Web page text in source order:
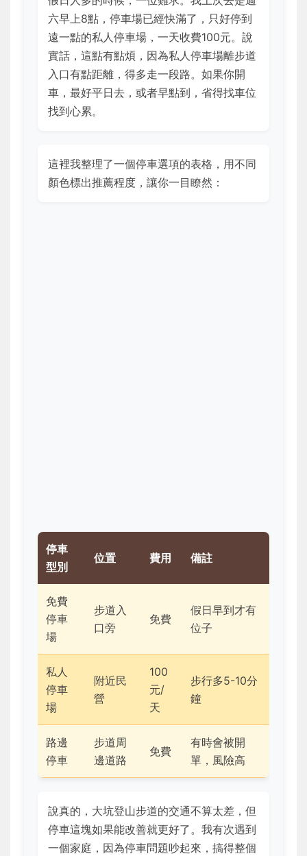
六早上8點，停車場已經快滿了，只好停到
遠一點的私人停車場，一天收費100元。說
實話，這點有點煩，因為私人停車場離步道
入口有點距離，得多走一段路。如果你開
車，最好平日去，或者早點到，省得找車位
找到心累。
這裡我整理了一個停車選項的表格，用不同
顏色標出推薦程度，讓你一目瞭然：
停車
型別
位置 費用 備註
免費
停車
場
步道入
口旁
免費
假日早到才有
位子
私人
停車
場
附近民
營
100
元/
天
步行多5-10分
鐘
路邊
停車
步道周
邊道路
免費
有時會被開
單，風險高
說真的，大坑登山步道的交通不算太差，但
停車這塊如果能改善就更好了。我有次遇到
一個家庭，因為停車問題吵起來，搞得整個